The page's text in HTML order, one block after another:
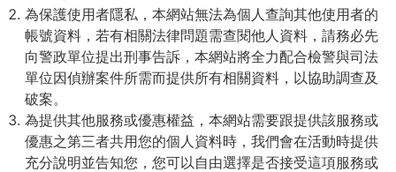
為保護使用者隱私，本網站無法為個人查詢其他使用者的
帳號資料，若有相關法律問題需查閱他人資料，請務必先
向警政單位提出刑事告訴，本網站將全力配合檢警與司法
單位因偵辦案件所需而提供所有相關資料，以協助調查及
破案。
為提供其他服務或優惠權益，本網站需要跟提供該服務或
優惠之第三者共用您的個人資料時，我們會在活動時提供
充分說明並告知您，您可以自由選擇是否接受這項服務或